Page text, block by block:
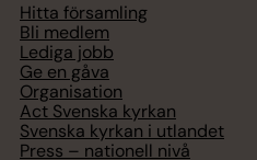
Hitta församling
Bli medlem
Lediga jobb
Ge en gåva
Organisation
Act Svenska kyrkan
Svenska kyrkan i utlandet
Press – nationell nivå